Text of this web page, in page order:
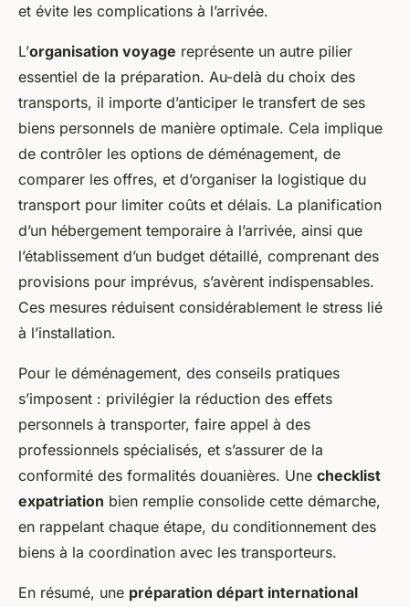
et évite les complications à l’arrivée.
L’organisation voyage représente un autre pilier
essentiel de la préparation. Au-delà du choix des
transports, il importe d’anticiper le transfert de ses
biens personnels de manière optimale. Cela implique
de contrôler les options de déménagement, de
comparer les offres, et d’organiser la logistique du
transport pour limiter coûts et délais. La planification
d’un hébergement temporaire à l’arrivée, ainsi que
l’établissement d’un budget détaillé, comprenant des
provisions pour imprévus, s’avèrent indispensables.
Ces mesures réduisent considérablement le stress lié
à l’installation.
Pour le déménagement, des conseils pratiques
s’imposent : privilégier la réduction des effets
personnels à transporter, faire appel à des
professionnels spécialisés, et s’assurer de la
conformité des formalités douanières. Une checklist
expatriation bien remplie consolide cette démarche,
en rappelant chaque étape, du conditionnement des
biens à la coordination avec les transporteurs.
En résumé, une préparation départ international